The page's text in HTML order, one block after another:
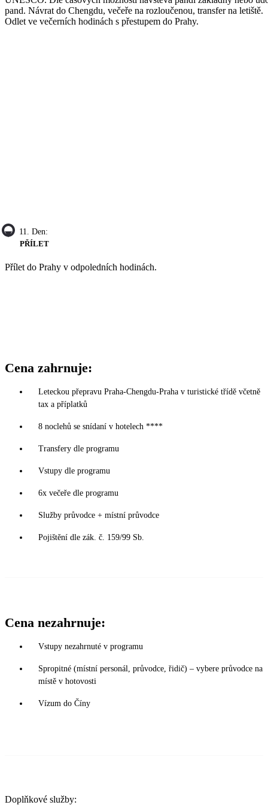
pand. Návrat do Chengdu, večeře na rozloučenou, transfer na letiště.
Odlet ve večerních hodinách s přestupem do Prahy.
11. Den:
PŘÍLET
Přílet do Prahy v odpoledních hodinách.
Cena zahrnuje:
Leteckou přepravu Praha-Chengdu-Praha v turistické třídě včetně
tax a příplatků
8 noclehů se snídaní v hotelech ****
Transfery dle programu
Vstupy dle programu
6x večeře dle programu
Služby průvodce + místní průvodce
Pojištění dle zák. č. 159/99 Sb.
Cena nezahrnuje:
Vstupy nezahrnuté v programu
Spropitné (místní personál, průvodce, řidič) – vybere průvodce na
místě v hotovosti
Vízum do Číny
Doplňkové služby: